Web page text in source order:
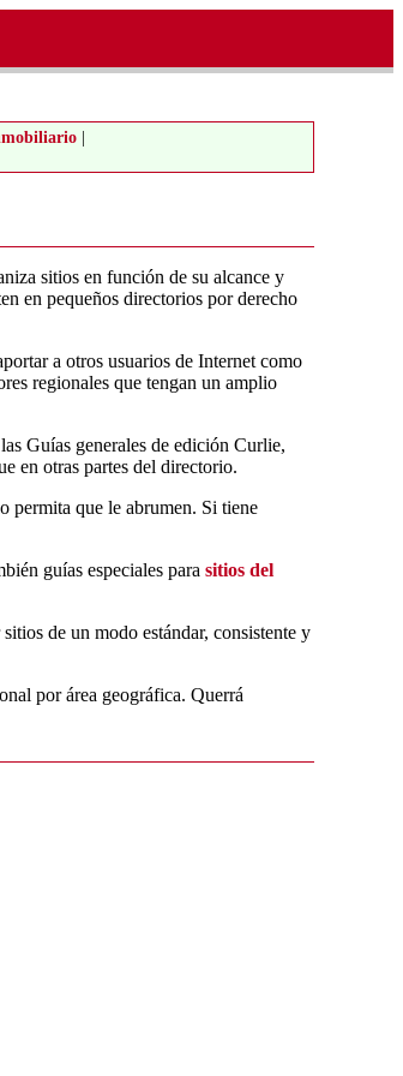
|
sitios en función de su alcance y
en pequeños directorios por derecho
a otros usuarios de Internet como
regionales que tengan un amplio
Guías generales de edición Curlie,
en otras partes del directorio.
permita que le abrumen. Si tiene
guías especiales parasitios del
de un modo estándar, consistente y
por área geográfica. Querrá